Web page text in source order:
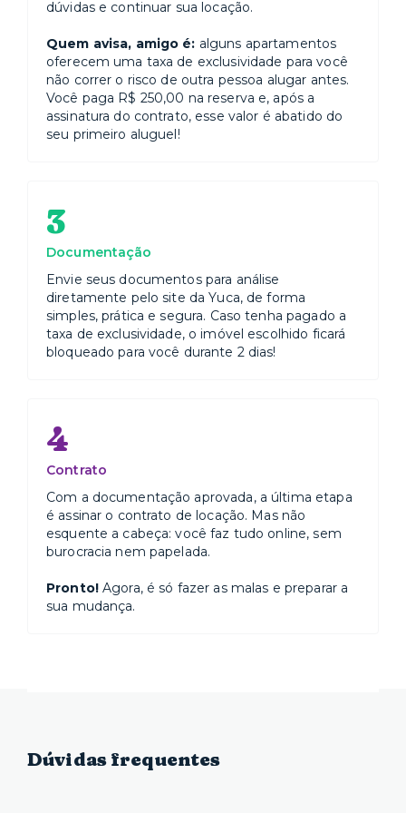
dúvidas e continuar sua locação.
Quem avisa, amigo é: alguns apartamentos
oferecem uma taxa de exclusividade para você
não correr o risco de outra pessoa alugar antes.
Você paga R$ 250,00 na reserva e, após a
assinatura do contrato, esse valor é abatido do
seu primeiro aluguel!
3
Documentação
Envie seus documentos para análise
diretamente pelo site da Yuca, de forma
simples, prática e segura. Caso tenha pagado a
taxa de exclusividade, o imóvel escolhido ficará
bloqueado para você durante 2 dias!
4
Contrato
Com a documentação aprovada, a última etapa
é assinar o contrato de locação. Mas não
esquente a cabeça: você faz tudo online, sem
burocracia nem papelada.
Pronto!Agora, é só fazer as malas e preparar a
sua mudança.
Dúvidas frequentes